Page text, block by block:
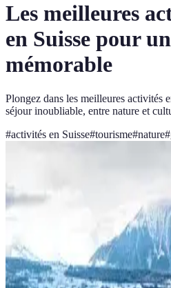
Les meilleures
en Suisse pour
mémorable
Plongez dans les meilleures activités
séjour inoubliable, entre nature et
#activités en Suisse#tourisme#nature#